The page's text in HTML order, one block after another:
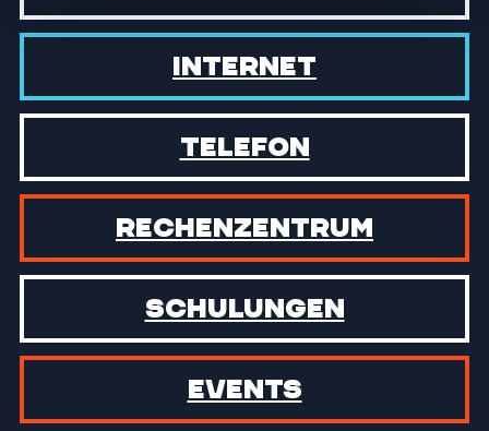
Internet
Telefon
Rechen­zentrum
Schulungen
Events